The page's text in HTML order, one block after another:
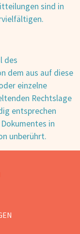
sind in
des
dem aus auf diese
einzelne
Rechtslage
entsprechen
in
unberührt.